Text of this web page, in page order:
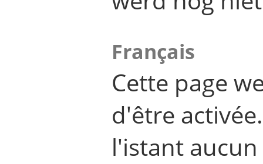
Français
Cette page
d'être
l'istant